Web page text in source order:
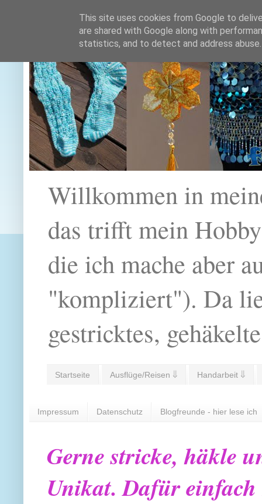
Willkommen in
das trifft mein
die ich mache aber
"kompliziert"). Da
gestricktes,
Startseite Ausflüge/Reisen ⇓ Handarbeit ⇓
Impressum Datenschutz Blogfreunde - hier lese ich
Gerne stricke, häkle
Unikat. Dafür
This site uses cookies from Google to
are shared with Google along with
statistics, and to detect and address abuse.